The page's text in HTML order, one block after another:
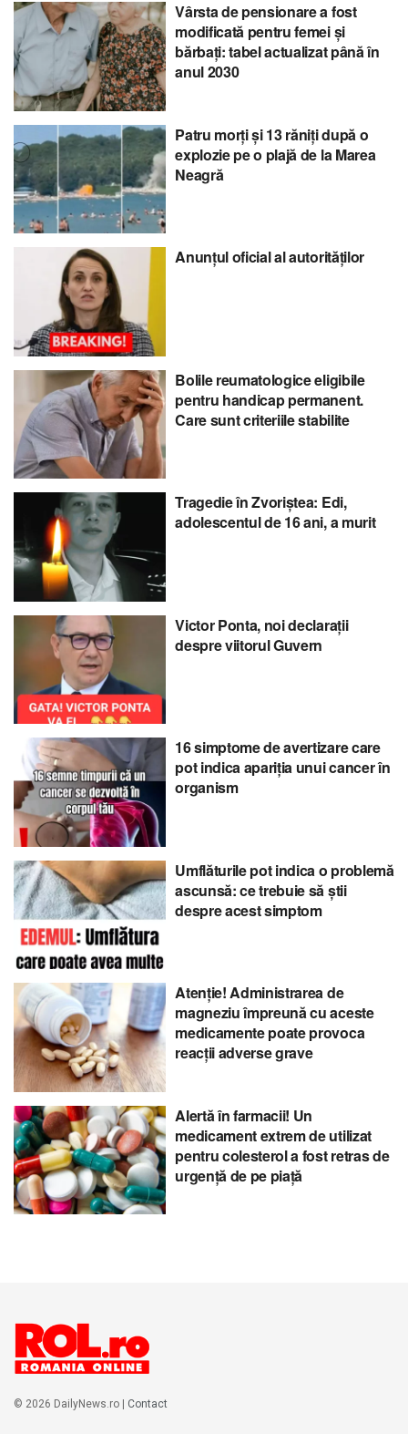
Vârsta de pensionare a fost
modificată pentru femei și
bărbați: tabel actualizat până în
anul 2030
Patru morți și 13 răniți după o
explozie pe o plajă de la Marea
Neagră
Anunțul oficial al autorităților
Bolile reumatologice eligibile
pentru handicap permanent.
Care sunt criteriile stabilite
Tragedie în Zvoriștea: Edi,
adolescentul de 16 ani, a murit
Victor Ponta, noi declarații
despre viitorul Guvern
16 simptome de avertizare care
pot indica apariția unui cancer în
organism
Umflăturile pot indica o problemă
ascunsă: ce trebuie să știi
despre acest simptom
Atenție! Administrarea de
magneziu împreună cu aceste
medicamente poate provoca
reacții adverse grave
Alertă în farmacii! Un
medicament extrem de utilizat
pentru colesterol a fost retras de
urgență de pe piață
© 2026 DailyNews.ro | Contact